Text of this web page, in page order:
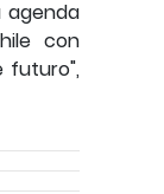
agenda
con
futuro",